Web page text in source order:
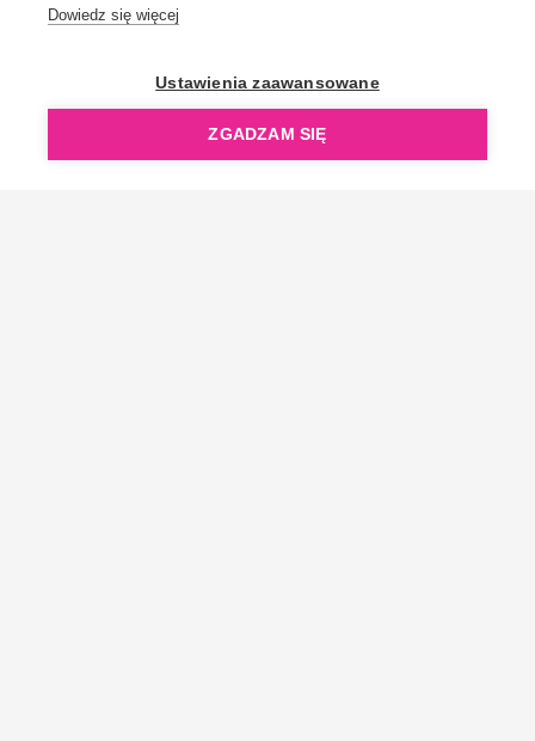
Dowiedz się więcej
Ustawienia zaawansowane
ZGADZAM SIĘ
OpenGift jest częścią ReflectGroup.